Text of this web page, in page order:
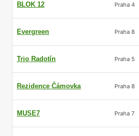
BLOK 12 Praha 4
Evergreen Praha 8
Trio Radotín Praha 5
Rezidence Čámovka Praha 8
MUSE7 Praha 7